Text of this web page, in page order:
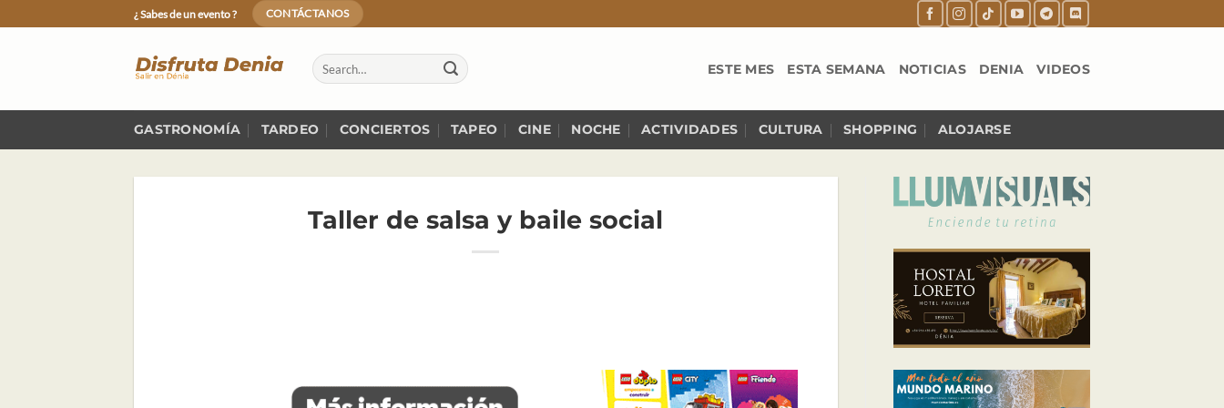
to
¿ Sabes de un evento ? CONTÁCTANOS
ESTE MES ESTA SEMANA NOTICIAS DENIA VIDEOS
GASTRONOMÍA TARDEO CONCIERTOS TAPEO CINE NOCHE ACTIVIDADES CULTURA SHOPPING ALOJARSE
Taller de salsa y baile social⁣